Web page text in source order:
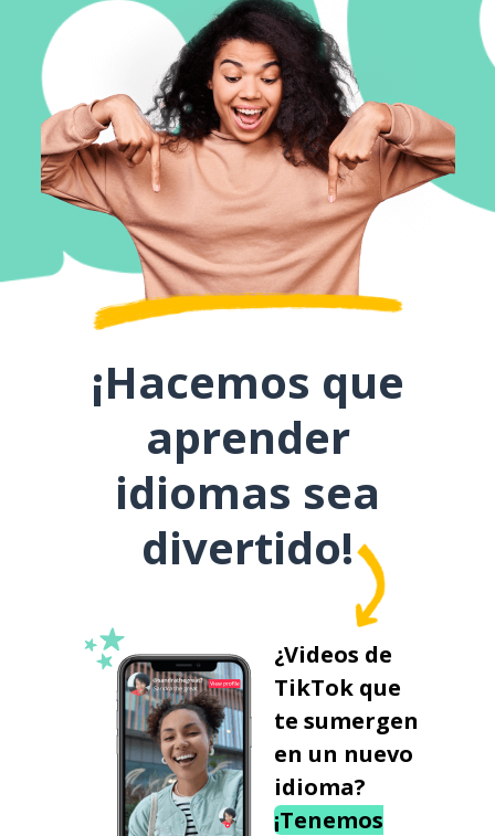
¡Hacemos que
aprender
idiomas sea
divertido!
¿Videos de
TikTok que
te sumergen
en un nuevo
idioma?
¡Tenemos